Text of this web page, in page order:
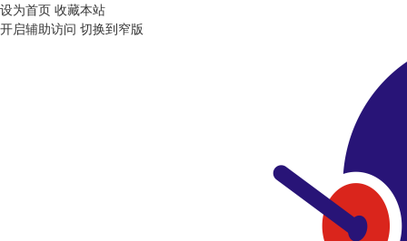
设为首页 收藏本站
开启辅助访问 切换到窄版